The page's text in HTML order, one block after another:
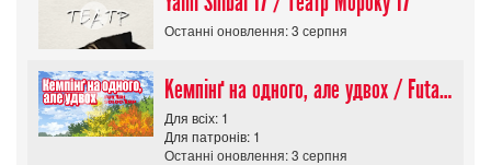
Останні оновлення: 3 серпня
Кемпінґ на одного, але удвох / Futari Solo Camp
Для всіх: 1
Для патронів: 1
Останні оновлення: 3 серпня